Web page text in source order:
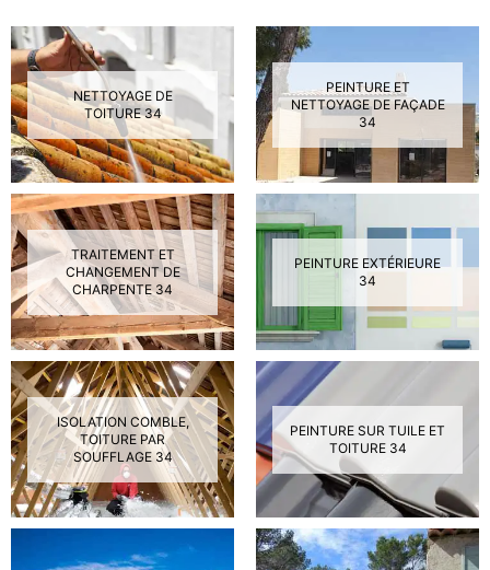
NETTOYAGE DE
TOITURE 34
PEINTURE ET
NETTOYAGE DE FAÇADE
34
TRAITEMENT ET
CHANGEMENT DE
CHARPENTE 34
PEINTURE EXTÉRIEURE
34
ISOLATION COMBLE,
TOITURE PAR
SOUFFLAGE 34
PEINTURE SUR TUILE ET
TOITURE 34